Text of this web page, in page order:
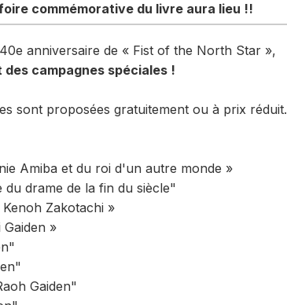
commémorative du livre aura lieu !!
anniversaire de « Fist of the North Star »,
campagnes spéciales !
sont proposées gratuitement ou à prix réduit.
Amiba et du roi d'un autre monde »
drame de la fin du siècle"
Zakotachi »
»
Gaiden"